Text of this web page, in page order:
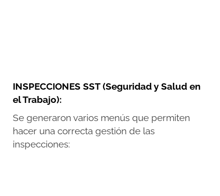
INSPECCIONES SST (Seguridad y Salud en
el Trabajo):
Se generaron varios menús que permiten
hacer una correcta gestión de las
inspecciones: